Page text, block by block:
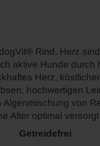
Rind, Herz
aktive Hunde durch
Herz,
hochwertigen
Algenmischung von
Alter optimal
Getreidefrei